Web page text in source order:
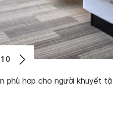
phù hợp cho người khuyết